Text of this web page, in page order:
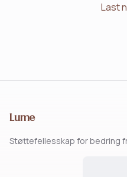
Last
Lume
Støttefellesskap for bedring